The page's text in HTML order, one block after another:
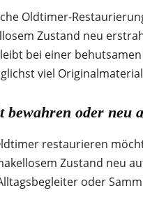
Oldtimer-
Zustand neu
bei einer
viel
oder neu
restaurieren
Zustand neu
oder